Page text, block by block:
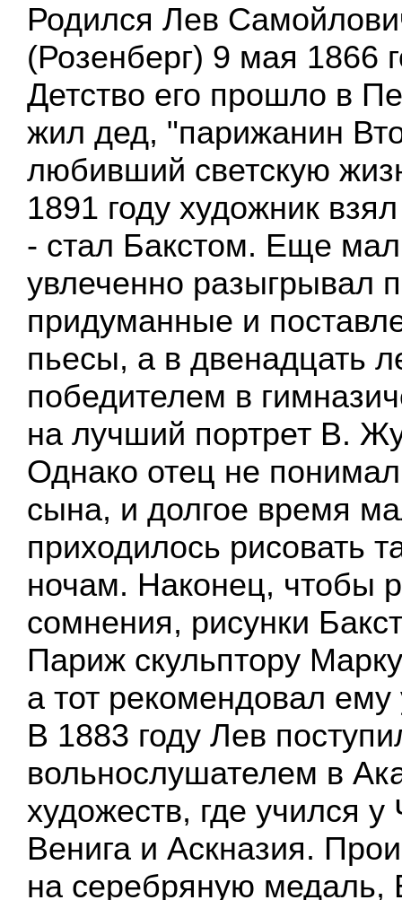
Родился Лев
(Розенберг) 9 мая 1866
Детство его прошло в
жил дед, "парижанин
любивший светскую
1891 году художник
- стал Бакстом. Еще
увлеченно разыгрывал
придуманные и
пьесы, а в двенадцать
победителем в
на лучший портрет В.
Однако отец не
сына, и долгое время
приходилось рисовать
ночам. Наконец, чтобы
сомнения, рисунки
Париж скульптору
а тот рекомендовал
В 1883 году Лев
вольнослушателем в
художеств, где учился у
Венига и Аскназия.
на серебряную медаль,